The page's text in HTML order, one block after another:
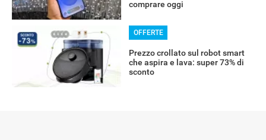
comprare oggi
OFFERTE
Prezzo crollato sul robot smart
che aspira e lava: super 73% di
sconto